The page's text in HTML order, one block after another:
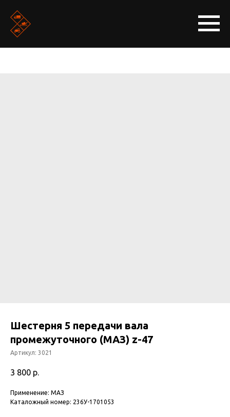
Шестерня 5 передачи вала
промежуточного (МАЗ) z-47
Артикул: 3021
3 800 р.
Применение: МАЗ
Каталожный номер: 236У-1701053